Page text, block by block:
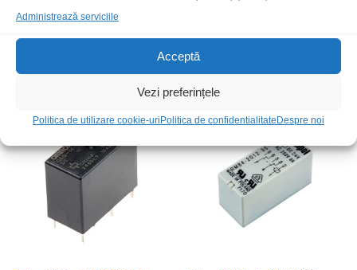
Administrează serviciile
Acceptă
Vezi preferințele
Politica de utilizare cookie-uri Politica de confidentialitate Despre noi
230Vac
15,00